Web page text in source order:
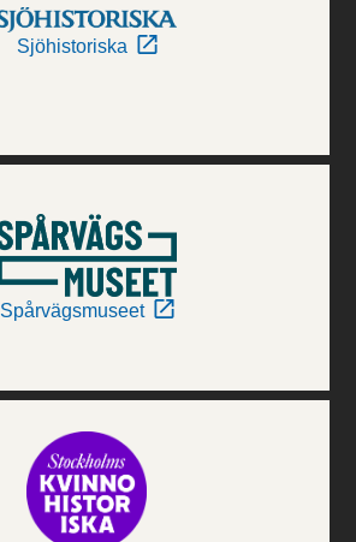
Sjöhistoriska
Spårvägsmuseet